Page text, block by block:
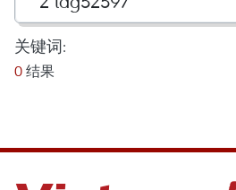
关键词:
0 结果